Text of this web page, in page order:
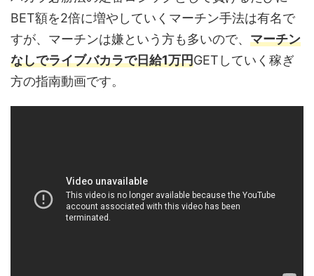
BET額を2倍に増やしていくマーチン手法は有名で
すが、マーチンは嫌という方も多いので、 マーチン
なしでライブバカラで日給1万円GETしていく稼ぎ
方の指南動画です。